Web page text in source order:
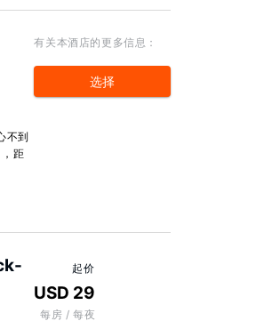
不到
距
有关本酒店的更多信息：
选择
起价
USD 29
每房 / 每夜